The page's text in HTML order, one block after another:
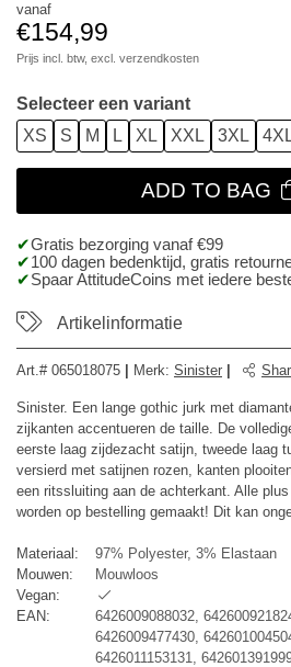
vanaf
€154,99
Prijs incl. btw, excl. verzendkosten
Selecteer een variant
XS
S M L XL XXL 3XL
ADD TO BAG
Gratis bezorging vanaf €99
100 dagen bedenktijd, gratis
Spaar AttitudeCoins met iedere
Artikelinformatie
Art.# 065018075 Merk: Sinister
Sinister. Een lange gothic jurk met
zijkanten accentueren de taille. De
eerste laag zijdezacht satijn, tweede laag
versierd met satijnen rozen, kanten
een ritssluiting aan de achterkant. Alle
worden op bestelling gemaakt! Dit kan
Materiaal:
97% Polyester, 3% Elastaan
Mouwen:
Mouwloos
Vegan:
EAN:
6426009088032,
6426009477430,
6426011153131,